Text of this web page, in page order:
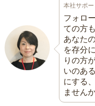
本社サポ
フォロ
ての方
あなた
を存分
りの方
いのあ
にする
ません